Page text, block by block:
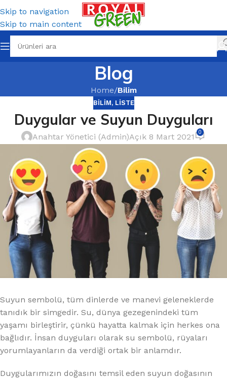
Skip to navigation
Skip to main content
Blog
Home/Bilim
BILIM, LISTE
Duygular ve Suyun Duyguları
Anahtar Yönetici (Admin)Açık 8 Mart 2021 0
Suyun sembolü, tüm dinlerde ve manevi geleneklerde
tanıdık bir simgedir. Su, dünya gezegenindeki tüm
yaşamı birleştirir, çünkü hayatta kalmak için herkes ona
bağlıdır. İnsan duyguları olarak su sembolü, rüyaları
yorumlayanların da verdiği ortak bir anlamdır.
Duygularımızın doğasını temsil eden suyun doğasının